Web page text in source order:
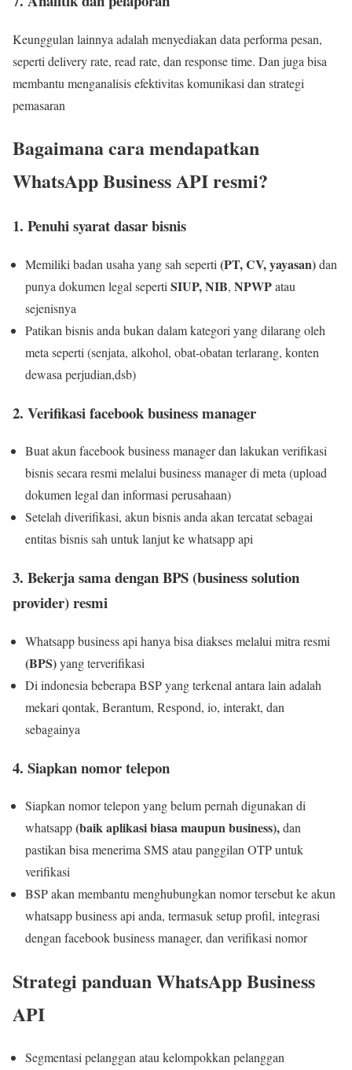
Keunggulan lainnya adalah menyediakan data performa pesan,
seperti delivery rate, read rate, dan response time. Dan juga bisa
membantu menganalisis efektivitas komunikasi dan strategi
pemasaran
Bagaimana cara mendapatkan
WhatsApp Business API resmi?
1. Penuhi syarat dasar bisnis
Memiliki badan usaha yang sah seperti (PT, CV, yayasan)dan
punya dokumen legal seperti SIUP, NIB, NPWPatau
sejenisnya
Patikan bisnis anda bukan dalam kategori yang dilarang oleh
meta seperti (senjata, alkohol, obat-obatan terlarang, konten
dewasa perjudian,dsb)
2. Verifikasi facebook business manager
Buat akun facebook business manager dan lakukan verifikasi
bisnis secara resmi melalui business manager di meta (upload
dokumen legal dan informasi perusahaan)
Setelah diverifikasi, akun bisnis anda akan tercatat sebagai
entitas bisnis sah untuk lanjut ke whatsapp api
3. Bekerja sama dengan BPS (business solution
provider) resmi
Whatsapp business api hanya bisa diakses melalui mitra resmi
(BPS)yang terverifikasi
Di indonesia beberapa BSP yang terkenal antara lain adalah
mekari qontak, Berantum, Respond, io, interakt, dan
sebagainya
4. Siapkan nomor telepon
Siapkan nomor telepon yang belum pernah digunakan di
whatsapp(baik aplikasi biasa maupun business),dan
pastikan bisa menerima SMS atau panggilan OTP untuk
verifikasi
BSP akan membantu menghubungkan nomor tersebut ke akun
whatsapp business api anda, termasuk setup profil, integrasi
dengan facebook business manager, dan verifikasi nomor
Strategi panduan WhatsApp Business
API
Segmentasi pelanggan atau kelompokkan pelanggan